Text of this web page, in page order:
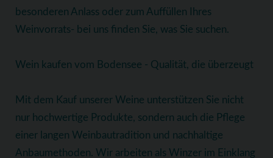
besonderen Anlass oder zum Auffüllen Ihres
Weinvorrats- bei uns finden Sie, was Sie suchen.
Wein kaufen vom Bodensee - Qualität, die überzeugt
Mit dem Kauf unserer Weine unterstützen Sie nicht
nur hochwertige Produkte, sondern auch die Pflege
einer langen Weinbautradition und nachhaltige
Anbaumethoden. Wir arbeiten als Winzer im Einklang